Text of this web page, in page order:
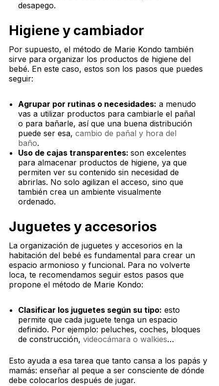
desapego.
Higiene y cambiador
Por supuesto, el método de Marie Kondo también
sirve para organizar los productos de higiene del
bebé. En este caso, estos son los pasos que puedes
seguir:
Agrupar por rutinas o necesidades: a menudo
vas a utilizar productos para cambiarle el pañal
o para bañarle, así que una buena distribución
puede ser esa,cambio de pañal y hora del
baño.
Uso de cajas transparentes:son excelentes
para almacenar productos de higiene, ya que
permiten ver su contenido sin necesidad de
abrirlas. No solo agilizan el acceso, sino que
también crea un ambiente visualmente
ordenado.
Juguetes y accesorios
La organización de juguetes y accesorios en la
habitación del bebé es fundamental para crear un
espacio armonioso y funcional. Para no volverte
loca, te recomendamos seguir estos pasos que
propone el método de Marie Kondo:
Clasificar los juguetes según su tipo: esto
permite que cada juguete tenga un espacio
definido. Por ejemplo: peluches, coches, bloques
de construcción,videocámara o walkies…
Esto ayuda a esa tarea que tanto cansa a los papás y
mamás: enseñar al peque a ser consciente de dónde
debe colocarlos después de jugar.